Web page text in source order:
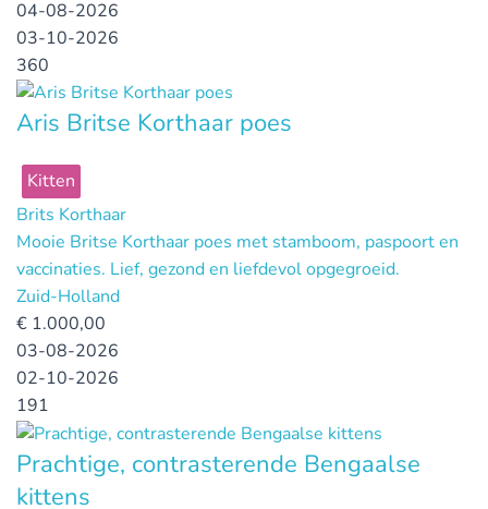
04-08-2026
03-10-2026
360
Aris Britse Korthaar poes
Kitten
Brits Korthaar
Mooie Britse Korthaar poes met stamboom, paspoort en
vaccinaties. Lief, gezond en liefdevol opgegroeid.
Zuid-Holland
€ 1.000,00
03-08-2026
02-10-2026
191
Prachtige, contrasterende Bengaalse
kittens